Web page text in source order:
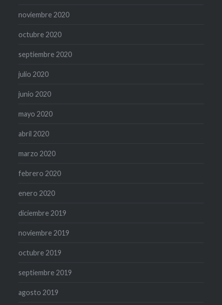
noviembre 2020
octubre 2020
septiembre 2020
julio 2020
junio 2020
mayo 2020
abril 2020
marzo 2020
febrero 2020
enero 2020
diciembre 2019
noviembre 2019
octubre 2019
septiembre 2019
agosto 2019